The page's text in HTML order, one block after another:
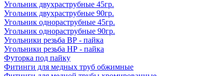
Угольник двухраструбные 45гр.
Угольник двухраструбные 90гр.
Угольник однораструбные 45гр.
Угольник однораструбные 90гр.
Угольники резьба ВР - пайка
Угольники резьба НР - пайка
Футорка под пайку
Фитинги для медных труб обжимные